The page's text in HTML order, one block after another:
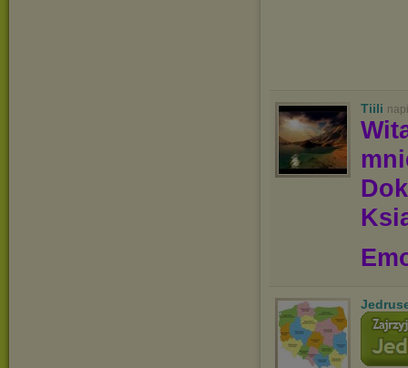
Tiili